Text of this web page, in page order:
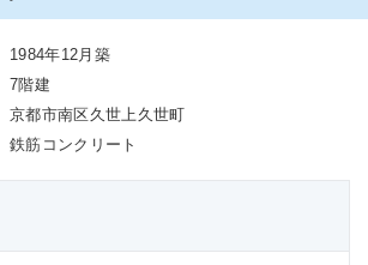
1984年12月築
7階建
京都市南区久世上久世町
鉄筋コンクリート